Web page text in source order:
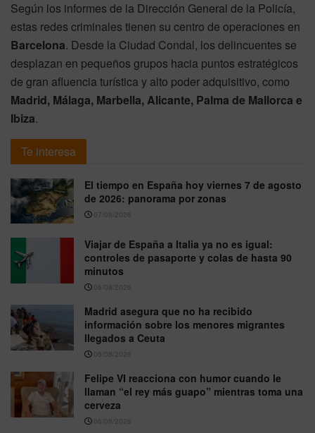
Según los informes de la Dirección General de la Policía,
estas redes criminales tienen su centro de operaciones en
Barcelona. Desde la Ciudad Condal, los delincuentes se
desplazan en pequeños grupos hacia puntos estratégicos
de gran afluencia turística y alto poder adquisitivo, como
Madrid, Málaga, Marbella, Alicante, Palma de Mallorca e
Ibiza.
Te interesa
El tiempo en España hoy viernes 7 de agosto
de 2026: panorama por zonas
07/08/2026
Viajar de España a Italia ya no es igual:
controles de pasaporte y colas de hasta 90
minutos
06/08/2026
Madrid asegura que no ha recibido
información sobre los menores migrantes
llegados a Ceuta
06/08/2026
Felipe VI reacciona con humor cuando le
llaman “el rey más guapo” mientras toma una
cerveza
06/08/2026